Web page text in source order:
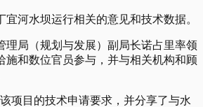
宜河水坝运行相关的意见和技术数据。
理局（规划与发展）副局长诺占里率领
施和数位官员参与，并与相关机构和顾
项目的技术申请要求，并分享了与水